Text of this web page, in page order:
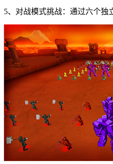
5、对战模式挑战：通过六个独